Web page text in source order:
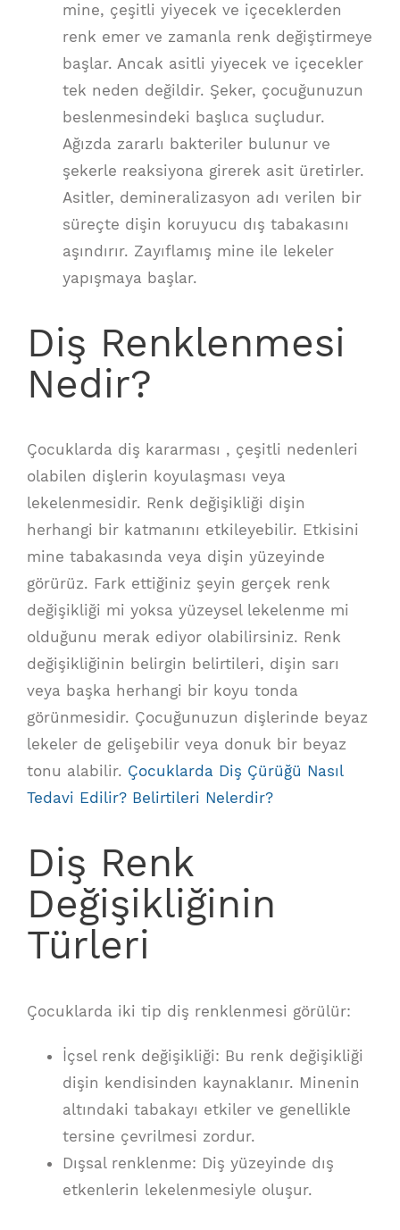
mine, çeşitli yiyecek ve içeceklerden
renk emer ve zamanla renk değiştirmeye
başlar. Ancak asitli yiyecek ve içecekler
tek neden değildir. Şeker, çocuğunuzun
beslenmesindeki başlıca suçludur.
Ağızda zararlı bakteriler bulunur ve
şekerle reaksiyona girerek asit üretirler.
Asitler, demineralizasyon adı verilen bir
süreçte dişin koruyucu dış tabakasını
aşındırır. Zayıflamış mine ile lekeler
yapışmaya başlar.
Diş Renklenmesi
Nedir?
Çocuklarda diş kararması , çeşitli nedenleri
olabilen dişlerin koyulaşması veya
lekelenmesidir. Renk değişikliği dişin
herhangi bir katmanını etkileyebilir. Etkisini
mine tabakasında veya dişin yüzeyinde
görürüz. Fark ettiğiniz şeyin gerçek renk
değişikliği mi yoksa yüzeysel lekelenme mi
olduğunu merak ediyor olabilirsiniz. Renk
değişikliğinin belirgin belirtileri, dişin sarı
veya başka herhangi bir koyu tonda
görünmesidir. Çocuğunuzun dişlerinde beyaz
lekeler de gelişebilir veya donuk bir beyaz
tonu alabilir. Çocuklarda Diş Çürüğü Nasıl
Tedavi Edilir? Belirtileri Nelerdir?
Diş Renk
Değişikliğinin
Türleri
Çocuklarda iki tip diş renklenmesi görülür:
İçsel renk değişikliği: Bu renk değişikliği
dişin kendisinden kaynaklanır. Minenin
altındaki tabakayı etkiler ve genellikle
tersine çevrilmesi zordur.
Dışsal renklenme: Diş yüzeyinde dış
etkenlerin lekelenmesiyle oluşur.